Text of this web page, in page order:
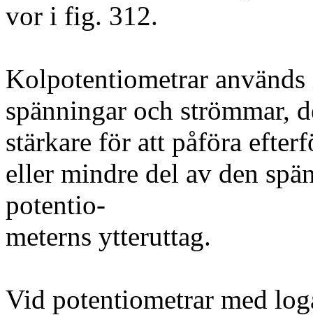
vor i fig. 312.
Kolpotentiometrar
spänningar och strömmar,
stärkare för att påföra
eller mindre del av den
potentio-
meterns ytteruttag.
Vid potentiometrar med